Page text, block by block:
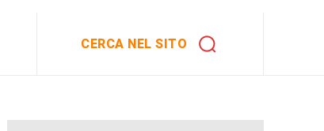
CERCA NEL SITO